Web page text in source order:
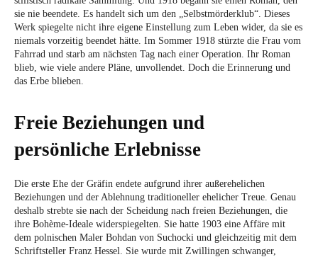
sie nie beendete. Es handelt sich um den „Selbstmörderklub“. Dieses
Werk spiegelte nicht ihre eigene Einstellung zum Leben wider, da sie es
niemals vorzeitig beendet hätte. Im Sommer 1918 stürzte die Frau vom
Fahrrad und starb am nächsten Tag nach einer Operation. Ihr Roman
blieb, wie viele andere Pläne, unvollendet. Doch die Erinnerung und
das Erbe blieben.
Freie Beziehungen und
persönliche Erlebnisse
Die erste Ehe der Gräfin endete aufgrund ihrer außerehelichen
Beziehungen und der Ablehnung traditioneller ehelicher Treue. Genau
deshalb strebte sie nach der Scheidung nach freien Beziehungen, die
ihre Bohème-Ideale widerspiegelten. Sie hatte 1903 eine Affäre mit
dem polnischen Maler Bohdan von Suchocki und gleichzeitig mit dem
Schriftsteller Franz Hessel. Sie wurde mit Zwillingen schwanger,